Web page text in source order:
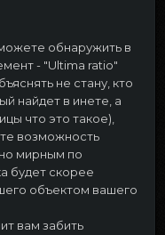
обнаружить в
- "Ultima ratio"
не стану, кто
найдет в инете, а
что это такое),
возможность
мирным по
будет скорее
объектом вашего
вам забить